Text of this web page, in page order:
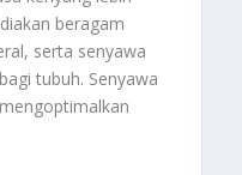
beragam
serta senyawa
tubuh. Senyawa